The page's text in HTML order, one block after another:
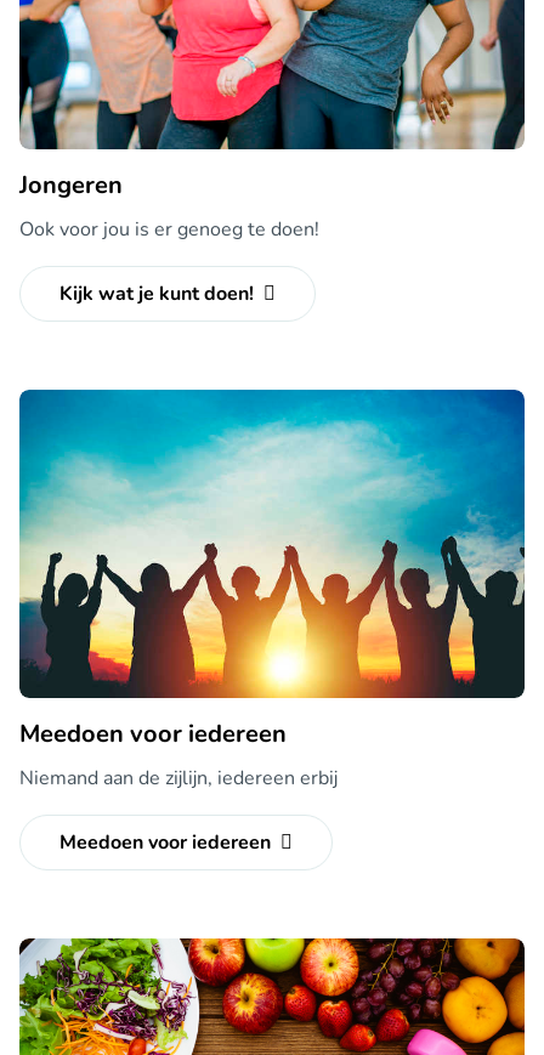
Jongeren
Ook voor jou is er genoeg te doen!
Kijk wat je kunt doen!
Meedoen voor iedereen
Niemand aan de zijlijn, iedereen erbij
Meedoen voor iedereen